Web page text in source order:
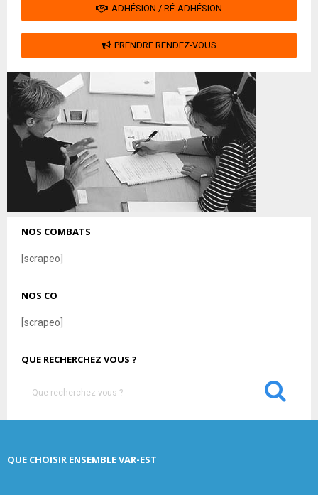
ADHÉSION / RÉ-ADHÉSION
PRENDRE RENDEZ-VOUS
NOS COMBATS
[scrapeo]
NOS CO
[scrapeo]
QUE RECHERCHEZ VOUS ?
h
S
QUE CHOISIR ENSEMBLE VAR-EST